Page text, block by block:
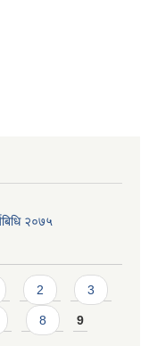
२०७५
2 3
8 9